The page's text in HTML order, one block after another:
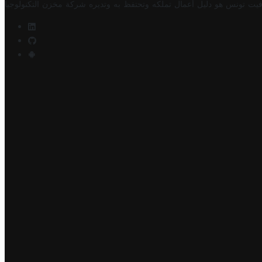
تونس هو دليل أعمال تملكه وتحتفظ به وتديره شركة مخزن التكنولوجيا